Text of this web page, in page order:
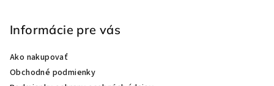
Informácie pre vás
Ako nakupovať
Obchodné podmienky